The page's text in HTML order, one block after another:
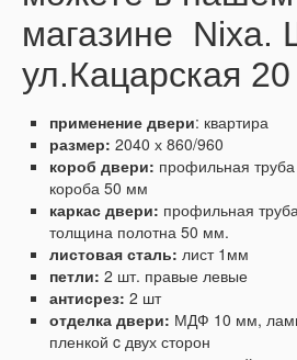
магазине Nixa.
ул.Кацарская 20
применение двери: квартира
размер: 2040 х 860/960
короб двери: профильная
короба 50 мм
каркас двери: профильная
толщина полотна 50 мм.
листовая сталь: лист 1мм
петли: 2 шт. правые левые
антисрез: 2 шт
отделка двери: МДФ 10 мм,
пленкой c двух сторон